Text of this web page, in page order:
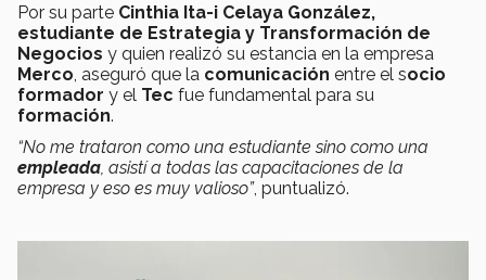
Por su parte Cinthia Ita-i Celaya González,
estudiante de Estrategia y Transformación de
Negocios y quien realizó su estancia en la empresa
Merco , aseguró que la comunicación entre el socio
formador y el Tec fue fundamental para su
formación.
“No me trataron como una estudiante sino como una
empleada , asistí a todas las capacitaciones de la
empresa y eso es muy valioso”, puntualizó.